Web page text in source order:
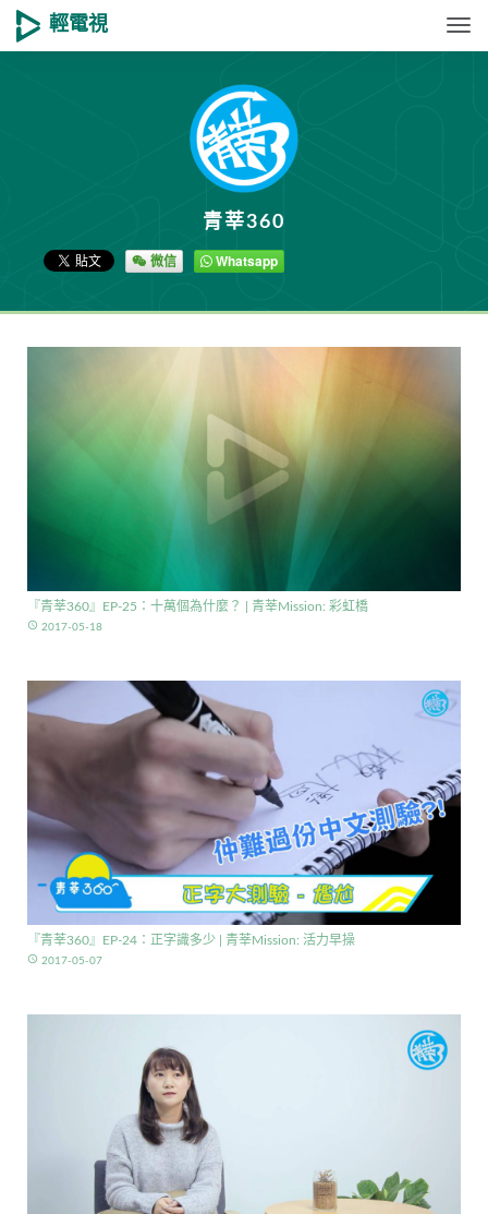
輕電視
青莘360
微信
Whatsapp
『青莘360』EP-25：十萬個為什麼？ | 青莘Mission: 彩虹橋
access_time 2017-05-18
『青莘360』EP-24：正字識多少 | 青莘Mission: 活力早操
access_time 2017-05-07